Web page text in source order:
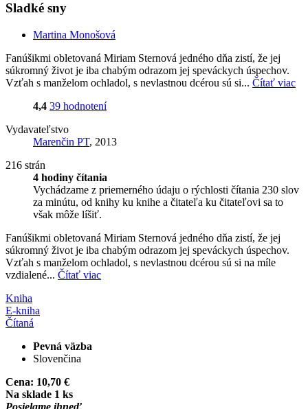
Sladké sny
Martina Monošová
Fanúšikmi obletovaná Miriam Sternová jedného dňa zistí, že jej
súkromný život je iba chabým odrazom jej speváckych úspechov.
Vzťah s manželom ochladol, s nevlastnou dcérou sú si... Čítať viac
4,4 39 hodnotení
Vydavateľstvo
Marenčin PT, 2013
216 strán
4 hodiny čítania
Vychádzame z priemerného údaju o rýchlosti čítania 230 slov
za minútu, od knihy ku knihe a čitateľa ku čitateľovi sa to
však môže líšiť.
Fanúšikmi obletovaná Miriam Sternová jedného dňa zistí, že jej
súkromný život je iba chabým odrazom jej speváckych úspechov.
Vzťah s manželom ochladol, s nevlastnou dcérou sú si na míle
vzdialené... Čítať viac
Kniha
E-kniha
Čítaná
Pevná väzba
Slovenčina
Cena: 10,70 €
Na sklade 1 ks
Posielame ihneď